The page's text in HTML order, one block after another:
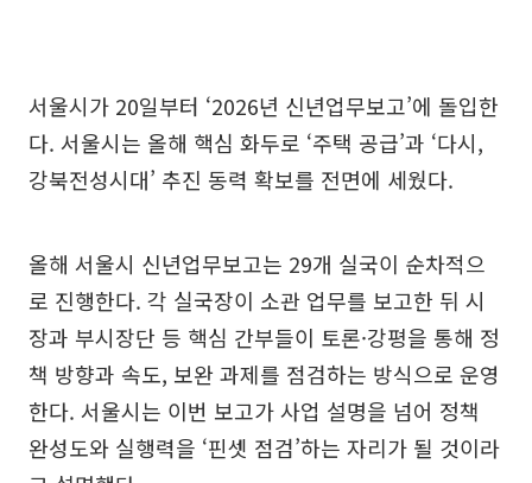
서울시가 20일부터 ‘2026년 신년업무보고’에 돌입한
다. 서울시는 올해 핵심 화두로 ‘주택 공급’과 ‘다시,
강북전성시대’ 추진 동력 확보를 전면에 세웠다.
올해 서울시 신년업무보고는 29개 실국이 순차적으
로 진행한다. 각 실국장이 소관 업무를 보고한 뒤 시
장과 부시장단 등 핵심 간부들이 토론·강평을 통해 정
책 방향과 속도, 보완 과제를 점검하는 방식으로 운영
한다. 서울시는 이번 보고가 사업 설명을 넘어 정책
완성도와 실행력을 ‘핀셋 점검’하는 자리가 될 것이라